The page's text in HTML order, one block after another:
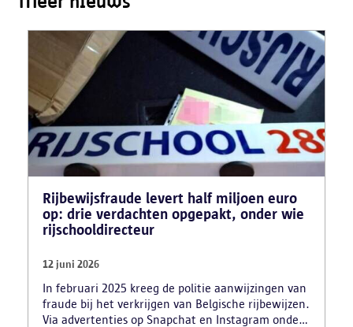
Rijbewijsfraude levert half miljoen euro
op: drie verdachten opgepakt, onder wie
rijschooldirecteur
12 juni 2026
In februari 2025 kreeg de politie aanwijzingen van
fraude bij het verkrijgen van Belgische rijbewijzen.
Via advertenties op Snapchat en Instagram onder